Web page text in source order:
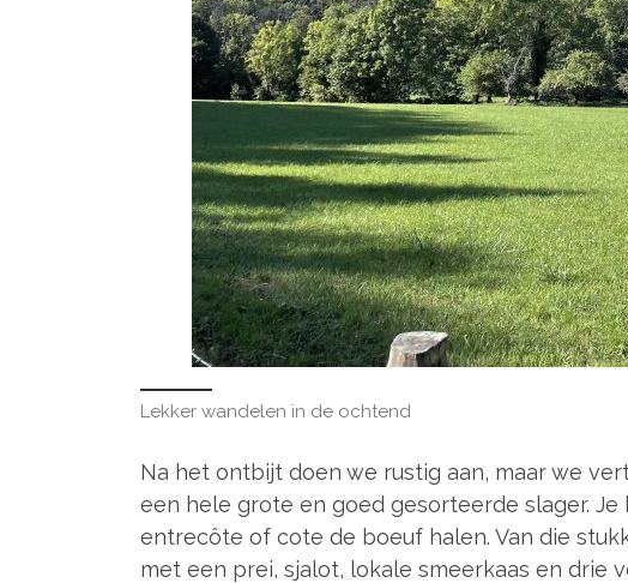
Lekker wandelen in de ochtend
Na het ontbijt doen we rustig aan, maar we
een hele grote en goed gesorteerde slager.
entrecôte of cote de boeuf halen. Van die
met een prei, sjalot, lokale smeerkaas en drie